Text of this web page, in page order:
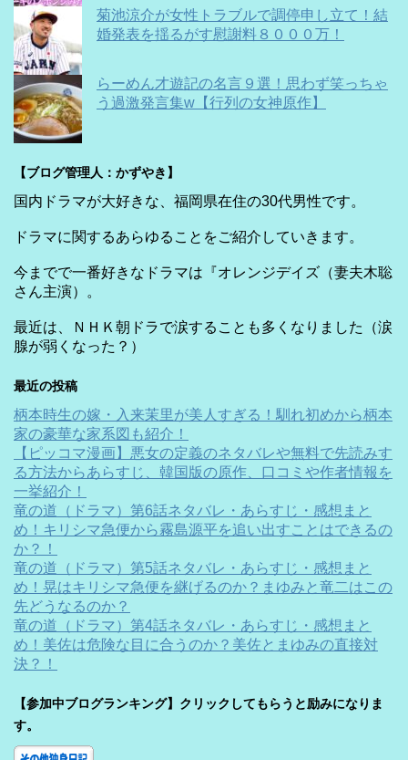
菊池涼介が女性トラブルで調停申し立て！結
婚発表を揺るがす慰謝料８０００万！
らーめん才遊記の名言９選！思わず笑っちゃ
う過激発言集w【行列の女神原作】
【ブログ管理人：かずやき】
国内ドラマが大好きな、福岡県在住の30代男性です。
ドラマに関するあらゆることをご紹介していきます。
今までで一番好きなドラマは『オレンジデイズ（妻夫木聡
さん主演）。
最近は、ＮＨＫ朝ドラで涙することも多くなりました（涙
腺が弱くなった？）
最近の投稿
柄本時生の嫁・入来茉里が美人すぎる！馴れ初めから柄本
家の豪華な家系図も紹介！
【ピッコマ漫画】悪女の定義のネタバレや無料で先読みす
る方法からあらすじ、韓国版の原作、口コミや作者情報を
一挙紹介！
竜の道（ドラマ）第6話ネタバレ・あらすじ・感想まと
め！キリシマ急便から霧島源平を追い出すことはできるの
か？！
竜の道（ドラマ）第5話ネタバレ・あらすじ・感想まと
め！晃はキリシマ急便を継げるのか？まゆみと竜二はこの
先どうなるのか？
竜の道（ドラマ）第4話ネタバレ・あらすじ・感想まと
め！美佐は危険な目に合うのか？美佐とまゆみの直接対
決？！
【参加中ブログランキング】クリックしてもらうと励みになりま
す。